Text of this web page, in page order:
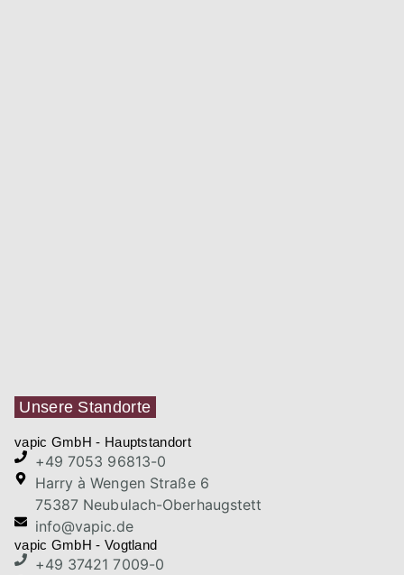
Unsere Standorte
vapic GmbH - Hauptstandort
+49 7053 96813-0
Harry à Wengen Straße 6
75387 Neubulach-Oberhaugstett
info@vapic.de
vapic GmbH - Vogtland
+49 37421 7009-0